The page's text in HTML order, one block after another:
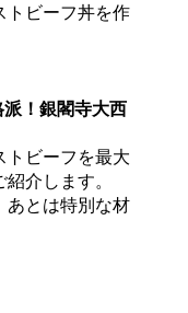
トビーフ丼を作
！銀閣寺大西
トビーフを最大
介します。
あとは特別な材